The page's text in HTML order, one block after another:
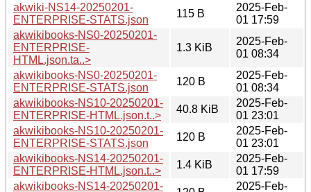
akwiki-NS14-20250201-
ENTERPRISE-STATS.json
115 B
2025-Feb-
01 17:59
akwikibooks-NS0-20250201-
ENTERPRISE-
HTML.json.ta..>
1.3 KiB
2025-Feb-
01 08:34
akwikibooks-NS0-20250201-
ENTERPRISE-STATS.json
120 B
2025-Feb-
01 08:34
akwikibooks-NS10-20250201-
ENTERPRISE-HTML.json.t..>
40.8 KiB
2025-Feb-
01 23:01
akwikibooks-NS10-20250201-
ENTERPRISE-STATS.json
120 B
2025-Feb-
01 23:01
akwikibooks-NS14-20250201-
ENTERPRISE-HTML.json.t..>
1.4 KiB
2025-Feb-
01 17:59
akwikibooks-NS14-20250201-
2025-Feb-